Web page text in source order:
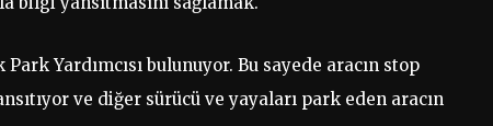
Yardımcısı bulunuyor. Bu sayede aracın stop
ve diğer sürücü ve yayaları park eden aracın